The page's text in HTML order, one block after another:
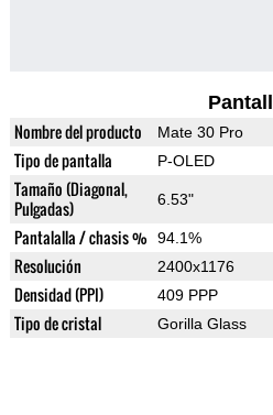
Nombre del producto Mate 30 Pro
Tipo de pantalla P-OLED
Tamaño (Diagonal,
Pulgadas)
6.53"
Pantalalla / chasis % 94.1%
Resolución 2400x1176
Densidad (PPI) 409 PPP
Tipo de cristal Gorilla Glass